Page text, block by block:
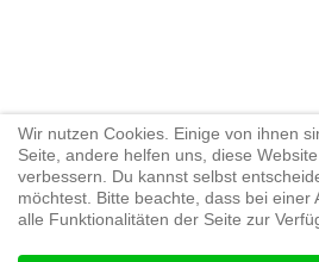
Wir nutzen Cookies. Einige von ihnen
Seite, andere helfen uns, diese
verbessern. Du kannst selbst
möchtest. Bitte beachte, dass bei
alle Funktionalitäten der Seite zur